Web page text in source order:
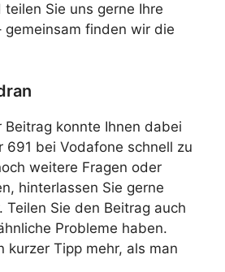
Sie uns gerne Ihre
gemeinsam finden wir die
konnte Ihnen dabei
691 bei Vodafone schnell zu
weitere Fragen oder
hinterlassen Sie gerne
Teilen Sie den Beitrag auch
Probleme haben.
kurzer Tipp mehr, als man